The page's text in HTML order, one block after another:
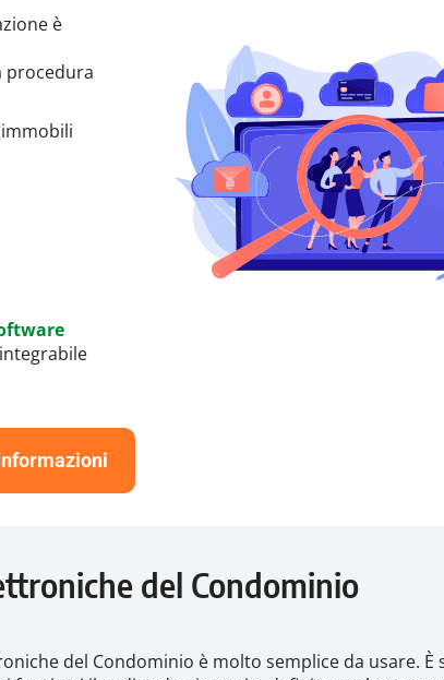
è
procedura
del Condominio
del Condominio è molto semplice da usare. È